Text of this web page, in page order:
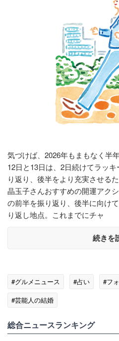
気づけば、2026年もまもなく半
12日と13日は、2日続けてラッ
り返り、後半をより充実させる
晶玉子さんおすすめの開運アク
の前半を振り返り、後半に向け
り返し地点。これまでにチャ
続きを
#グルメニュース #占い #フ
#芸能人の結婚
総合ニュースランキング